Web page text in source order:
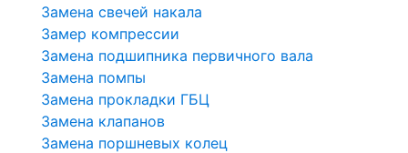
Замена свечей накала
Замер компрессии
Замена подшипника первичного вала
Замена помпы
Замена прокладки ГБЦ
Замена клапанов
Замена поршневых колец